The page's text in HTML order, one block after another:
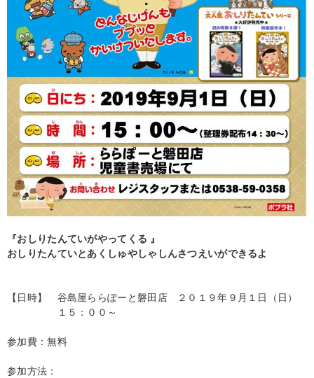
『おしりたんていがやってくる 』
おしりたんていとあくしゅやしゃしんさつえいができるよ
【日時】 谷島屋ららぽーと磐田店 ２０１９年９月１日（日）
１５：００～
参加費：無料
参加方法：